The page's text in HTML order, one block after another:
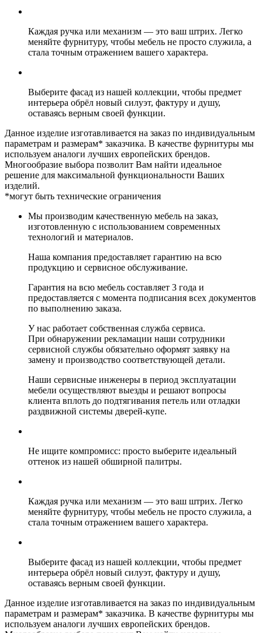
Каждая ручка или механизм — это ваш штрих. Легко
меняйте фурнитуру, чтобы мебель не просто служила, а
стала точным отражением вашего характера.
Выберите фасад из нашей коллекции, чтобы предмет
интерьера обрёл новый силуэт, фактуру и душу,
оставаясь верным своей функции.
Данное изделие изготавливается на заказ по индивидуальным
параметрам и размерам* заказчика. В качестве фурнитуры мы
используем аналоги лучших европейских брендов.
Многообразие выбора позволит Вам найти идеальное
решение для максимальной функциональности Ваших
изделий.
*могут быть технические ограничения
Мы производим качественную мебель на заказ,
изготовленную с использованием современных
технологий и материалов.
Наша компания предоставляет гарантию на всю
продукцию и сервисное обслуживание.
Гарантия на всю мебель составляет 3 года и
предоставляется с момента подписания всех документов
по выполнению заказа.
У нас работает собственная служба сервиса.
При обнаружении рекламации наши сотрудники
сервисной службы обязательно оформят заявку на
замену и производство соответствующей детали.
Наши сервисные инженеры в период эксплуатации
мебели осуществляют выезды и решают вопросы
клиента вплоть до подтягивания петель или отладки
раздвижной системы дверей-купе.
Не ищите компромисс: просто выберите идеальный
оттенок из нашей обширной палитры.
Каждая ручка или механизм — это ваш штрих. Легко
меняйте фурнитуру, чтобы мебель не просто служила, а
стала точным отражением вашего характера.
Выберите фасад из нашей коллекции, чтобы предмет
интерьера обрёл новый силуэт, фактуру и душу,
оставаясь верным своей функции.
Данное изделие изготавливается на заказ по индивидуальным
параметрам и размерам* заказчика. В качестве фурнитуры мы
используем аналоги лучших европейских брендов.